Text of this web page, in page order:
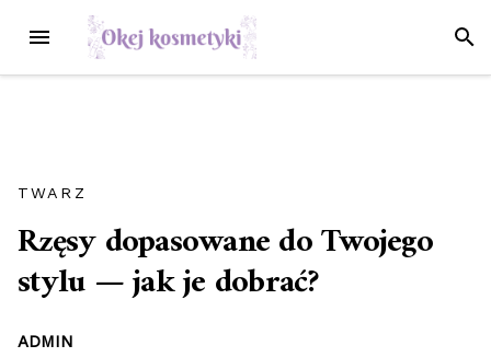
treści
MENU
TWARZ
Rzęsy dopasowane do Twojego
stylu — jak je dobrać?
ADMIN